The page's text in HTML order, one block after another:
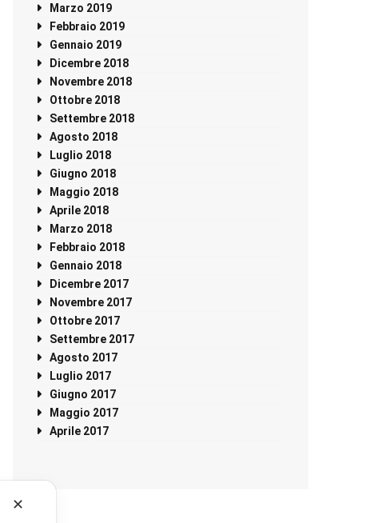
Marzo 2019
Febbraio 2019
Gennaio 2019
Dicembre 2018
Novembre 2018
Ottobre 2018
Settembre 2018
Agosto 2018
Luglio 2018
Giugno 2018
Maggio 2018
Aprile 2018
Marzo 2018
Febbraio 2018
Gennaio 2018
Dicembre 2017
Novembre 2017
Ottobre 2017
Settembre 2017
Agosto 2017
Luglio 2017
Giugno 2017
Maggio 2017
Aprile 2017
✕